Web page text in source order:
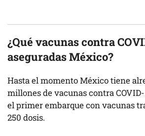
¿Qué vacunas contra
aseguradas México?
Hasta el momento México tiene
millones de vacunas contra
el primer embarque con vacunas
250 dosis.